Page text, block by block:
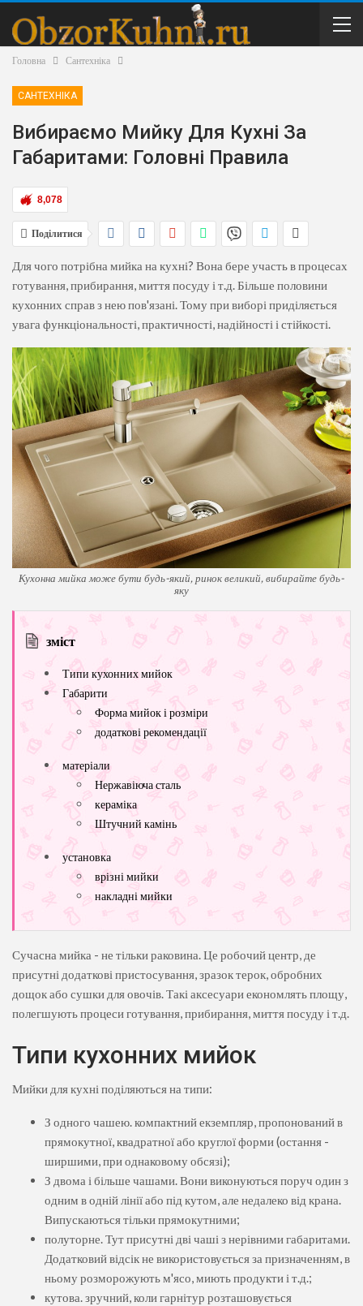
Головна Сантехніка
САНТЕХНІКА
Вибираємо Мийку Для Кухні За
Габаритами: Головні Правила
8,078
Поділитися
Для чого потрібна мийка на кухні? Вона бере участь в процесах
готування, прибирання, миття посуду і т.д. Більше половини
кухонних справ з нею пов'язані. Тому при виборі приділяється
увага функціональності, практичності, надійності і стійкості.
Кухонна мийка може бути будь-який, ринок великий, вибирайте будь-
яку
зміст
Типи кухонних мийок
Габарити
Форма мийок і розміри
додаткові рекомендації
матеріали
Нержавіюча сталь
кераміка
Штучний камінь
установка
врізні мийки
накладні мийки
Сучасна мийка - не тільки раковина. Це робочий центр, де
присутні додаткові пристосування, зразок терок, обробних
дощок або сушки для овочів. Такі аксесуари економлять площу,
полегшують процеси готування, прибирання, миття посуду і т.д.
Типи кухонних мийок
Мийки для кухні поділяються на типи:
З одного чашею. компактний екземпляр, пропонований в
прямокутної, квадратної або круглої форми (остання -
ширшими, при однаковому обсязі);
З двома і більше чашами. Вони виконуються поруч один з
одним в одній лінії або під кутом, але недалеко від крана.
Випускаються тільки прямокутними;
полуторне. Тут присутні дві чаші з нерівними габаритами.
Додатковий відсік не використовується за призначенням, в
ньому розморожують м'ясо, миють продукти і т.д.;
кутова. зручний, коли гарнітур розташовується